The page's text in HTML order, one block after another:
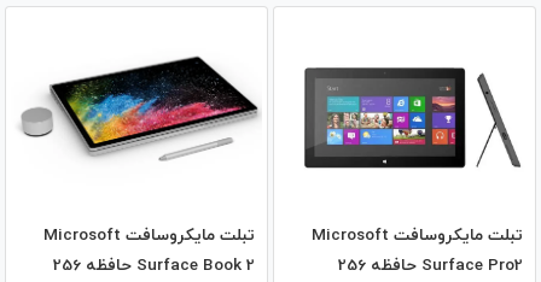
تبلت مایکروسافت Microsoft
Surface Pro2 حافظه 256
تبلت مایکروسافت Microsoft
Surface Book 2 حافظه 256